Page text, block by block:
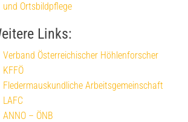
und Ortsbildpflege
Links:
Verband Österreichischer Höhlenforscher
KFFÖ
Fledermauskundliche Arbeitsgemeinschaft
LAFC
ANNO – ÖNB